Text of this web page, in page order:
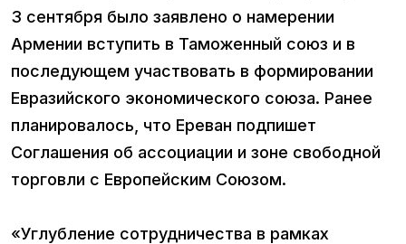
3 сентября было заявлено о намерении
Армении вступить в Таможенный союз и в
последующем участвовать в формировании
Евразийского экономического союза. Ранее
планировалось, что Ереван подпишет
Соглашения об ассоциации и зоне свободной
торговли с Европейским Союзом.
«Углубление сотрудничества в рамках